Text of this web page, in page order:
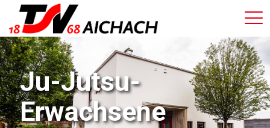
Ju-Jutsu-
Erwachsene